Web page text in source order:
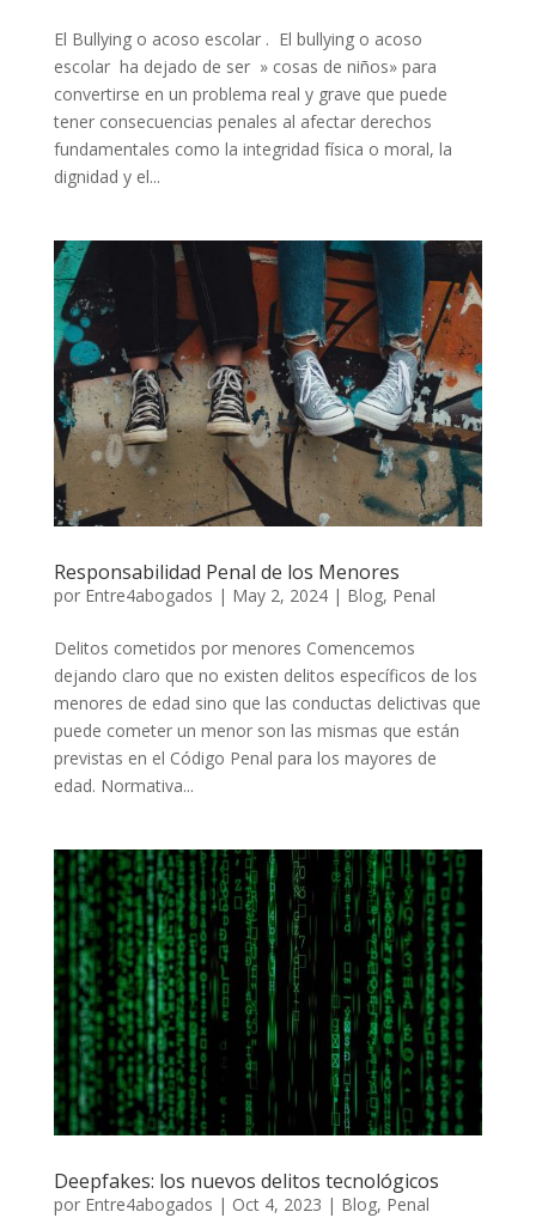
El Bullying o acoso escolar . El bullying o acoso
escolar ha dejado de ser » cosas de niños» para
convertirse en un problema real y grave que puede
tener consecuencias penales al afectar derechos
fundamentales como la integridad física o moral, la
dignidad y el...
Responsabilidad Penal de los Menores
por Entre4abogados | May 2, 2024| Blog, Penal
Delitos cometidos por menores Comencemos
dejando claro que no existen delitos específicos de los
menores de edad sino que las conductas delictivas que
puede cometer un menor son las mismas que están
previstas en el Código Penal para los mayores de
edad. Normativa...
Deepfakes: los nuevos delitos tecnológicos
por Entre4abogados | Oct 4, 2023 | Blog, Penal